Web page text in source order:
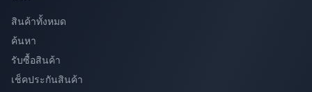
สินค้าทั้งหมด
ค้นหา
รับซื้อสินค้า
เช็คประกันสินค้า